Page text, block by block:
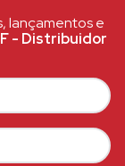
lançamentos e
- Distribuidor